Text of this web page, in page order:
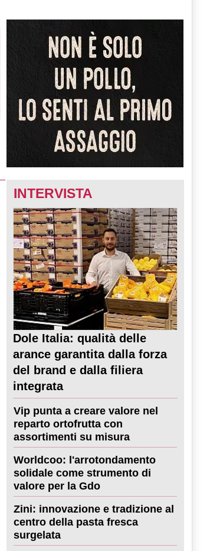
INTERVISTA
Dole Italia: qualità delle
arance garantita dalla forza
del brand e dalla filiera
integrata
Vip punta a creare valore nel
reparto ortofrutta con
assortimenti su misura
Worldcoo: l'arrotondamento
solidale come strumento di
valore per la Gdo
Zini: innovazione e tradizione al
centro della pasta fresca
surgelata